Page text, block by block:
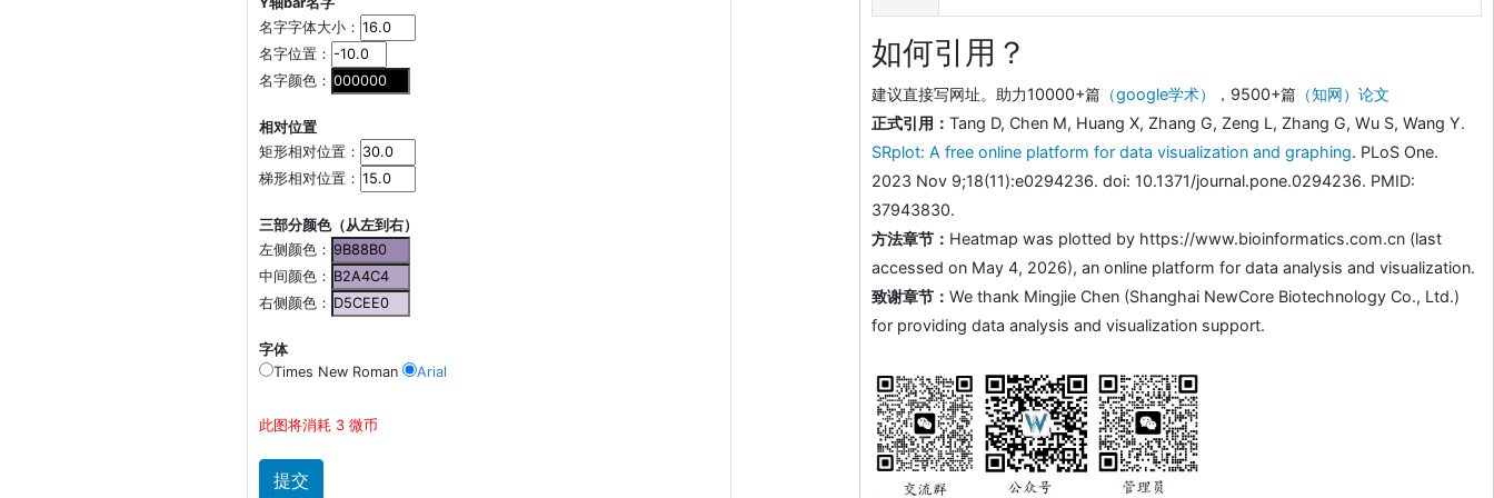
名字字体大小：
名字位置：
名字颜色：
相对位置
矩形相对位置：
梯形相对位置：
三部分颜色（从左到右）
左侧颜色：
中间颜色：
右侧颜色：
字体
Times New Roman
Arial
此图将消耗 3 微币
如何引用？
建议直接写网址。助力10000+篇（google学术） ，9500+篇（知网）论文
正式引用： Tang D, Chen M, Huang X, Zhang G, Zeng L, Zhang G, Wu S, Wang Y.
SRplot: A free online platform for data visualization and graphing. PLoS One.
2023 Nov 9;18(11):e0294236. doi: 10.1371/journal.pone.0294236. PMID:
37943830.
方法章节： Heatmap was plotted by https://www.bioinformatics.com.cn (last
accessed on May 4, 2026), an online platform for data analysis and visualization.
致谢章节： We thank Mingjie Chen (Shanghai NewCore Biotechnology Co., Ltd.)
for providing data analysis and visualization support.